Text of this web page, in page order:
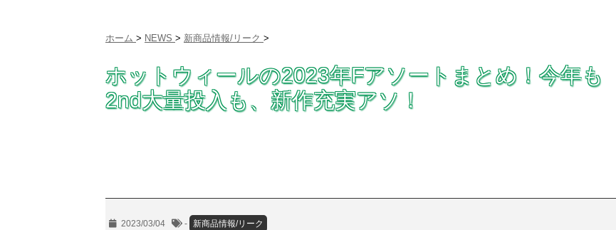
ホーム > NEWS > 新商品情報/リーク >
ホットウィールの2023年Fアソートまとめ！今年も
2nd大量投入も、新作充実アソ！
2023/03/04 - 新商品情報/リーク